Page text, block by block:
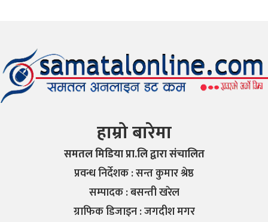
हाम्रो बारेमा
समतल मिडिया प्रा.लि द्वारा संचालित
प्रवन्ध निर्देशक : सन्त कुमार श्रेष्ठ
सम्पादक : बसन्ती खरेल
ग्राफिक डिजाइन : जगदीश मगर